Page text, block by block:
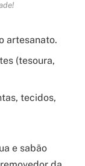
artesanato.
(tesoura,
tecidos,
e sabão